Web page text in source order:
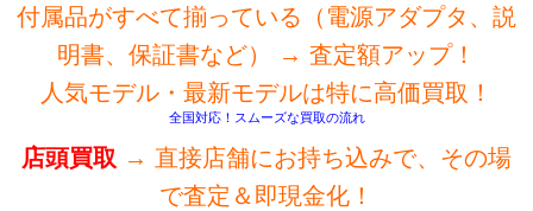
付属品がすべて揃っている（電源アダプタ、説
明書、保証書など） → 査定額アップ！
人気モデル・最新モデルは特に高価買取！
全国対応！スムーズな買取の流れ
店頭買取 → 直接店舗にお持ち込みで、その場
で査定＆即現金化！